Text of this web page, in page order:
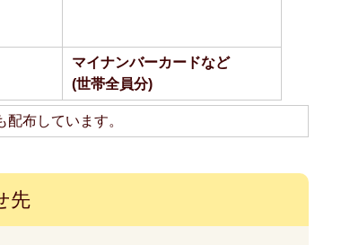
マイナンバーカードなど
(世帯全員分)
布しています。
先